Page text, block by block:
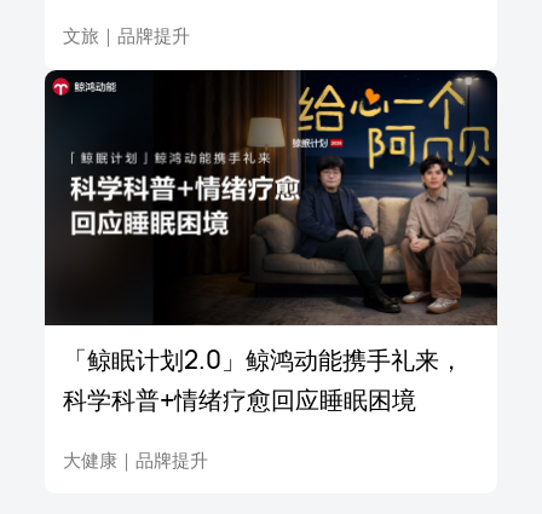
文旅 ｜品牌提升
「鲸眠计划2.0」鲸鸿动能携手礼来，
科学科普+情绪疗愈回应睡眠困境
大健康 ｜品牌提升